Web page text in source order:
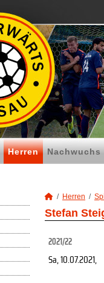
Herren Nachwuchs
Herren
Stefan
2021/22
Sa, 10.07.2021,